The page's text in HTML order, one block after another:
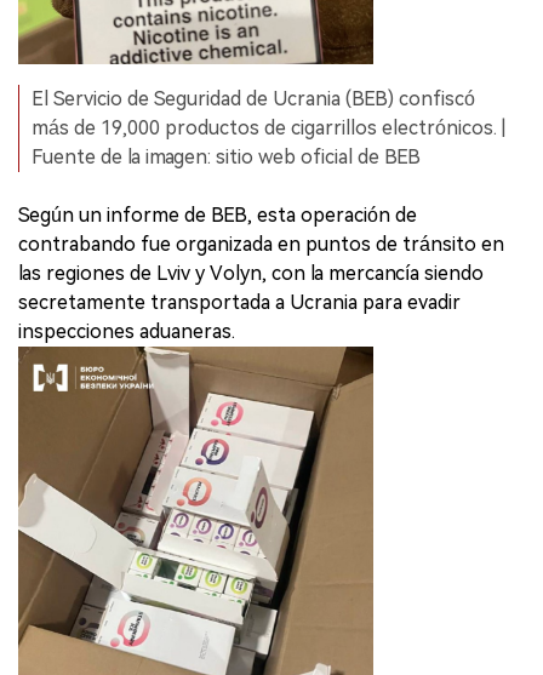
El Servicio de Seguridad de Ucrania (BEB) confiscó
más de 19,000 productos de cigarrillos electrónicos. |
Fuente de la imagen: sitio web oficial de BEB
Según un informe de BEB, esta operación de
contrabando fue organizada en puntos de tránsito en
las regiones de Lviv y Volyn, con la mercancía siendo
secretamente transportada a Ucrania para evadir
inspecciones aduaneras.